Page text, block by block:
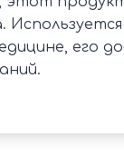
его